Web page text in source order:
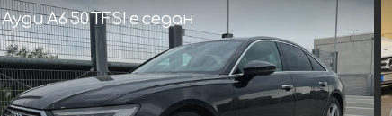
Ауди A6 50 TFSI e седан